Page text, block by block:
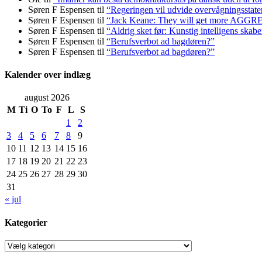
Søren F Espensen til “Regeringen vil udvide
Søren F Espensen til “Jack Keane: They will get more
Søren F Espensen til “Aldrig sket før: Kunstig intelligens
Søren F Espensen til “Berufsverbot ad bagdøren?”
Søren F Espensen til “Berufsverbot ad bagdøren?”
Kalender over indlæg
august 2026
M Ti O To F L
S
1
2
3
4 5 6 7 8
9
10 11 12 13 14 15 16
17 18 19 20 21 22 23
24 25 26 27 28 29 30
31
« jul
Kategorier
Kategorier